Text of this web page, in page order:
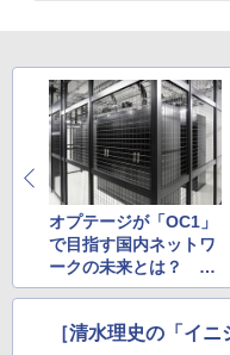
オプテージが「OC1」
で目指す国内ネットワ
ークの未来とは？ 西
日本への分散によ
を削る重要さ
［清水理史の「イ